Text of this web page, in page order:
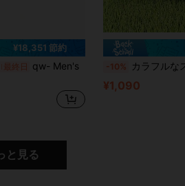
¥18,351 節約
最終日
qw- Men's
-10% カラフルなスカル刺繍ストレートパターカバー、ス
¥1,090
と見る